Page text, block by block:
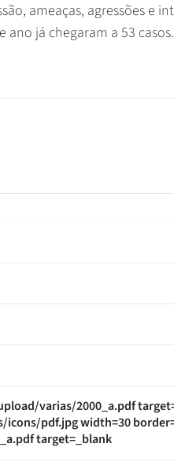
ameaças, agressões e
ano já chegaram a 53 casos.
varias/2000_a.pdf
pdf.jpg width=30
target=_blank